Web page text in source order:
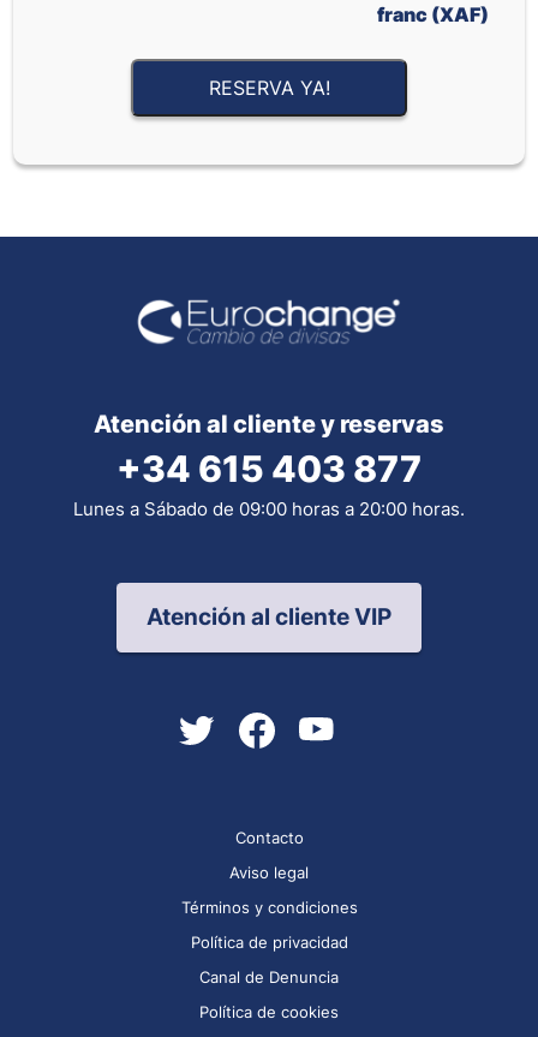
franc (XAF)
RESERVA YA!
Atención al cliente y reservas
+34 615 403 877
Lunes a Sábado de 09:00 horas a 20:00 horas.
Atención al cliente VIP
Contacto
Aviso legal
Términos y condiciones
Política de privacidad
Canal de Denuncia
Política de cookies